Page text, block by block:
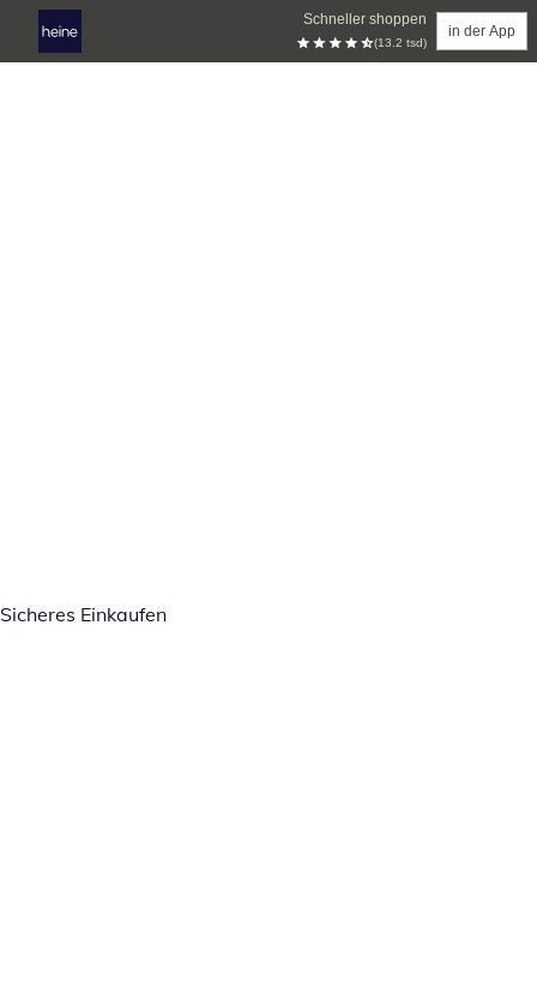
Schneller shoppen
(13.2 tsd)
in der App
Sicheres Einkaufen